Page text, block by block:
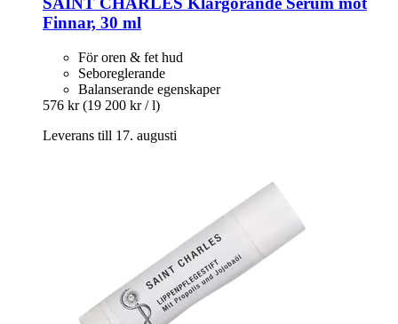
Finnar, 30 ml
För oren & fet hud
Seboreglerande
Balanserande egenskaper
576 kr (19 200 kr / l)
Leverans till 17. augusti